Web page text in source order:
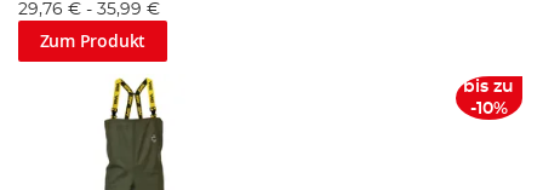
29,76 € - 35,99 €
Zum Produkt
bis zu
-10%